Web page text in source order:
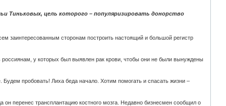
Тиньковых, цель которого – популяризировать донорство
заинтересованным сторонам построить настоящий и большой регистр
у которых был выявлен рак крови, чтобы они не были вынуждены
пробовать! Лиха беда начало. Хотим помогать и спасать жизни –
перенес трансплантацию костного мозга. Недавно бизнесмен сообщил о